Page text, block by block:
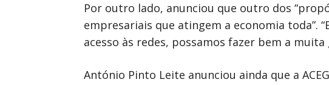
Por outro lado, anunciou que outro dos
empresariais que atingem a economia toda”.
acesso às redes, possamos fazer bem a muita
António Pinto Leite anunciou ainda que a